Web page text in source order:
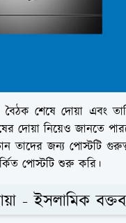
শেষে দোয়া এবং
দোয়া নিয়েও জানতে
তাদের জন্য পোস্টটি
পোস্টটি শুরু করি।
- ইসলামিক